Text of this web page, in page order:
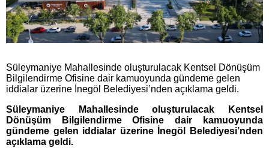
Süleymaniye Mahallesinde oluşturulacak Kentsel Dönüşüm
Bilgilendirme Ofisine dair kamuoyunda gündeme gelen
iddialar üzerine İnegöl Belediyesi’nden açıklama geldi.
Süleymaniye Mahallesinde oluşturulacak Kentsel
Dönüşüm Bilgilendirme Ofisine dair kamuoyunda
gündeme gelen iddialar üzerine İnegöl Belediyesi’nden
açıklama geldi.